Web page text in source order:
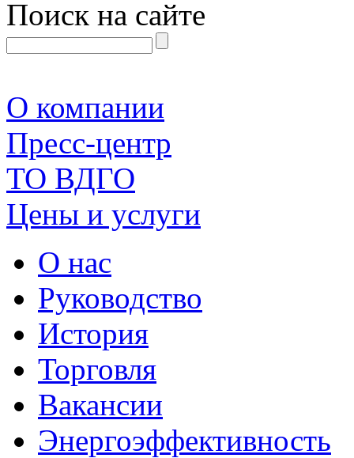
Поиск на сайте
О компании
Пресс-центр
TO ВДГО
Цены и услуги
О нас
Руководство
История
Торговля
Вакансии
Энергоэффективность